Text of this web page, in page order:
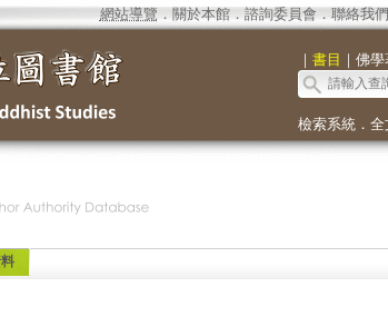
網站導覽 ． 關於本館． 諮詢委員會． 聯絡我們
｜ 書目 ｜ 佛學
檢索系統． 全